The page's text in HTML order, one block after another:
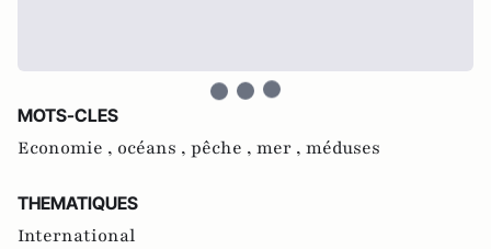
MOTS-CLES
Economie , océans , pêche , mer , méduses
THEMATIQUES
International